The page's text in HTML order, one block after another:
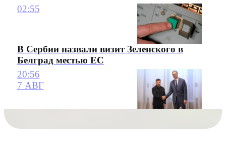
02:55
В Сербии назвали визит Зеленского в
Белград местью ЕС
20:56
7 АВГ